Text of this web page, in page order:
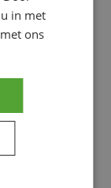
8 " drive
in met
ons